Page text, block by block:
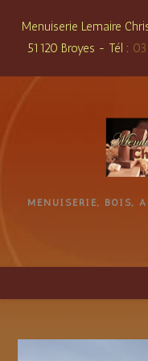
content
Menuiserie Lemaire
51120 Broyes - Tél :
MENUISERIE, BOIS,